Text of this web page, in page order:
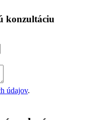
konzultáciu
údajov.